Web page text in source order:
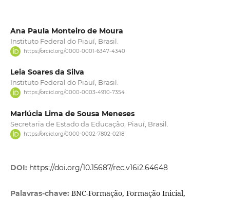
Ana Paula Monteiro de Moura
Instituto Federal do Piauí, Brasil.
https://orcid.org/0000-0001-6347-4340
Leia Soares da Silva
Instituto Federal do Piauí, Brasil.
https://orcid.org/0000-0003-4910-7354
Marlúcia Lima de Sousa Meneses
Secretaria de Estado da Educação, Piauí, Brasil.
https://orcid.org/0000-0002-7802-0218
DOI: https://doi.org/10.15687/rec.v16i2.64648
Palavras-chave: BNC-Formação, Formação Inicial,